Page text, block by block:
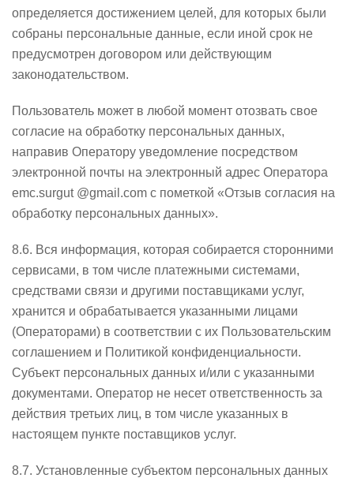
определяется достижением целей, для которых были
собраны персональные данные, если иной срок не
предусмотрен договором или действующим
законодательством.
Пользователь может в любой момент отозвать свое
согласие на обработку персональных данных,
направив Оператору уведомление посредством
электронной почты на электронный адрес Оператора
emc.surgut @gmail.com с пометкой «Отзыв согласия на
обработку персональных данных».
8.6. Вся информация, которая собирается сторонними
сервисами, в том числе платежными системами,
средствами связи и другими поставщиками услуг,
хранится и обрабатывается указанными лицами
(Операторами) в соответствии с их Пользовательским
соглашением и Политикой конфиденциальности.
Субъект персональных данных и/или с указанными
документами. Оператор не несет ответственность за
действия третьих лиц, в том числе указанных в
настоящем пункте поставщиков услуг.
8.7. Установленные субъектом персональных данных